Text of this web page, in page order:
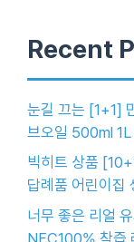
Recent
눈길 끄는 [1+1]
브오일 500ml 1L
빅히트 상품
답례품 어린이집
너무 좋은 리얼
NFC100% 착즙